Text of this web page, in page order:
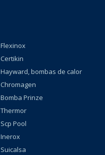
Flexinox
Certikin
Hayward, bombas de calor
Chromagen
Bomba Prinze
Thermor
Scp Pool
Inerox
Suicalsa